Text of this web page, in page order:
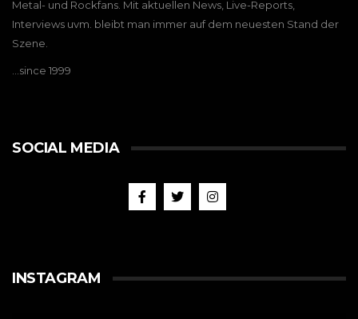
Metal- und Rockfans. Mit aktuellen News, Live-Reports,
Interviews uvm. bleibt man immer auf dem neuesten Stand der
Szene.
…since 1999
SOCIAL MEDIA
INSTAGRAM